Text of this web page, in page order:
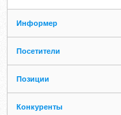
Информер
Посетители
Позиции
Конкуренты